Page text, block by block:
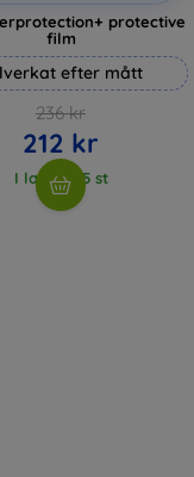
protective
film
efter mått
236 kr
212 kr
I lager > 5 st